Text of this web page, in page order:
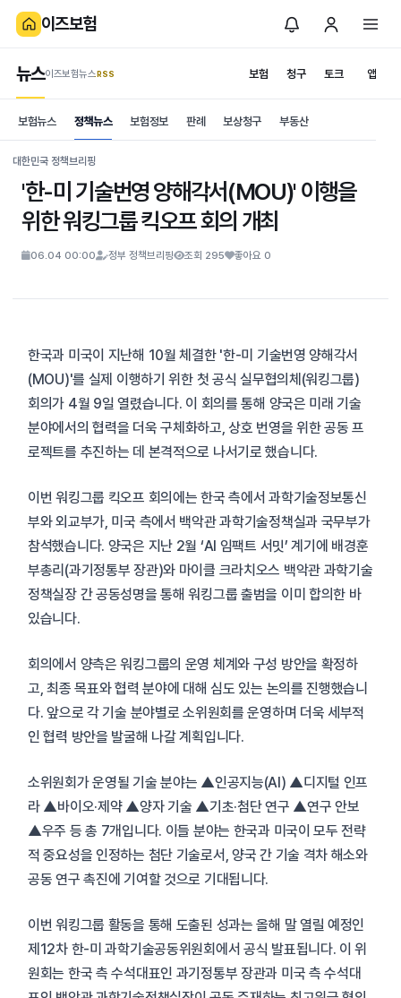
이즈보험
보험 청구
뉴스이즈보험뉴스.RSS 토크 앱
is보험
News
보험뉴스 정책뉴스 보험정보 판례 보상청구 부동산
대한민국 정책브리핑
'한-미 기술번영 양해각서(MOU)' 이행을
위한 워킹그룹 킥오프 회의 개최
06.04 00:00 정부 정책브리핑 조회 295 좋아요 0
한국과 미국이 지난해 10월 체결한 '한-미 기술번영 양해각서
(MOU)'를 실제 이행하기 위한 첫 공식 실무협의체(워킹그룹)
회의가 4월 9일 열렸습니다. 이 회의를 통해 양국은 미래 기술
분야에서의 협력을 더욱 구체화하고, 상호 번영을 위한 공동 프
로젝트를 추진하는 데 본격적으로 나서기로 했습니다.
이번 워킹그룹 킥오프 회의에는 한국 측에서 과학기술정보통신
부와 외교부가, 미국 측에서 백악관 과학기술정책실과 국무부가
참석했습니다. 양국은 지난 2월 ‘AI 임팩트 서밋’ 계기에 배경훈
부총리(과기정통부 장관)와 마이클 크라치오스 백악관 과학기술
정책실장 간 공동성명을 통해 워킹그룹 출범을 이미 합의한 바
있습니다.
회의에서 양측은 워킹그룹의 운영 체계와 구성 방안을 확정하
고, 최종 목표와 협력 분야에 대해 심도 있는 논의를 진행했습니
다. 앞으로 각 기술 분야별로 소위원회를 운영하며 더욱 세부적
인 협력 방안을 발굴해 나갈 계획입니다.
소위원회가 운영될 기술 분야는 ▲인공지능(AI) ▲디지털 인프
라 ▲바이오·제약 ▲양자 기술 ▲기초·첨단 연구 ▲연구 안보
▲우주 등 총 7개입니다. 이들 분야는 한국과 미국이 모두 전략
적 중요성을 인정하는 첨단 기술로서, 양국 간 기술 격차 해소와
공동 연구 촉진에 기여할 것으로 기대됩니다.
이번 워킹그룹 활동을 통해 도출된 성과는 올해 말 열릴 예정인
제12차 한-미 과학기술공동위원회에서 공식 발표됩니다. 이 위
원회는 한국 측 수석대표인 과기정통부 장관과 미국 측 수석대